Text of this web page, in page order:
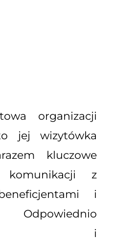
organizacji
jej wizytówka
kluczowe
komunikacji z
i
i